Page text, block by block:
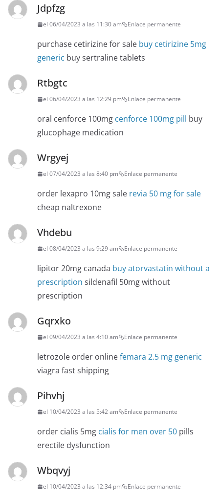
Jdpfzg
el 06/04/2023 a las 11:30 am Enlace permanente
purchase cetirizine for sale buy cetirizine 5mg
generic buy sertraline tablets
Rtbgtc
el 06/04/2023 a las 12:29 pm Enlace permanente
oral cenforce 100mg cenforce 100mg pill buy
glucophage medication
Wrgyej
el 07/04/2023 a las 8:40 pm Enlace permanente
order lexapro 10mg sale revia 50 mg for sale
cheap naltrexone
Vhdebu
el 08/04/2023 a las 9:29 am Enlace permanente
lipitor 20mg canada buy atorvastatin without a
prescription sildenafil 50mg without
prescription
Gqrxko
el 09/04/2023 a las 4:10 am Enlace permanente
letrozole order onlinefemara 2.5 mg generic
viagra fast shipping
Pihvhj
el 10/04/2023 a las 5:42 am Enlace permanente
order cialis 5mg cialis for men over 50 pills
erectile dysfunction
Wbqvyj
el 10/04/2023 a las 12:34 pm Enlace permanente